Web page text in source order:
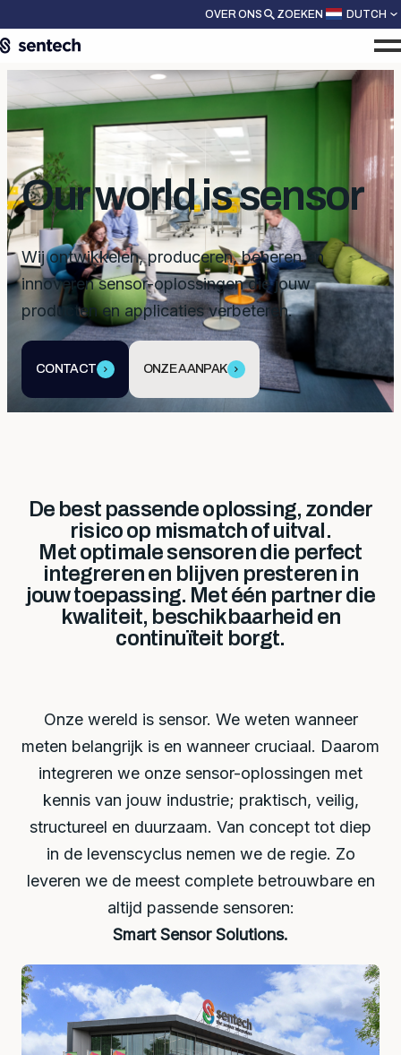
OVER ONS ZOEKEN DUTCH
Our world is sensor
Wij ontwikkelen, produceren, beheren en
innoveren sensor-oplossingen die jouw
producten en applicaties verbeteren.
CONTACT ONZE AANPAK
De best passende oplossing, zonder
risico op mismatch of uitval.
Met optimale sensoren die perfect
integreren en blijven presteren in
jouw toepassing. Met één partner die
kwaliteit, beschikbaarheid en
continuïteit borgt.
Onze wereld is sensor. We weten wanneer
meten belangrijk is en wanneer cruciaal. Daarom
integreren we onze sensor-oplossingen met
kennis van jouw industrie; praktisch, veilig,
structureel en duurzaam. Van concept tot diep
in de levenscyclus nemen we de regie. Zo
leveren we de meest complete betrouwbare en
altijd passende sensoren:
Smart Sensor Solutions.